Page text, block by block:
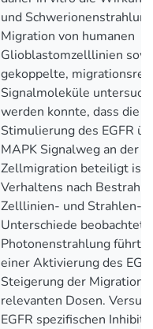
und
Migration von humanen
Glioblastomzelllinien
gekoppelte,
Signalmoleküle
werden konnte, dass die
Stimulierung des EGFR
MAPK Signalweg an der
Zellmigration beteiligt ist.
Verhaltens nach
Zelllinien- und Strahlen-
Unterschiede beobachtet.
Photonenstrahlung führte
einer Aktivierung des
Steigerung der Migration
relevanten Dosen.
EGFR spezifischen